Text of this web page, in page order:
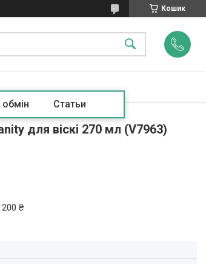
Кошик
Статьи
для віскі 270 мл (V7963)
200 ₴